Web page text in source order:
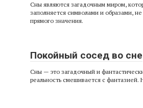
Сны являются загадочным миром,
заполняется символами и образами,
прямого значения.
Покойный сосед во сне
Сны — это загадочный и
реальность смешивается с фантазией.